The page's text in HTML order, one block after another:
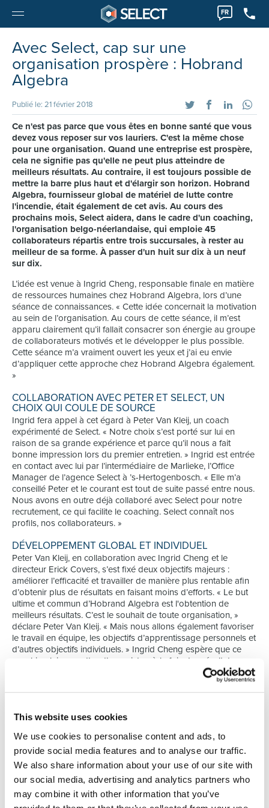
This website uses cookies
We use cookies to personalise content and ads, to
provide social media features and to analyse our traffic.
We also share information about your use of our site with
our social media, advertising and analytics partners who
may combine it with other information that you’ve
FR
Avec Select, cap sur une
organisation prospère : Hobrand
Algebra
Publié le: 21 février 2018
Ce n'est pas parce que vous êtes en bonne santé que vous
devez vous reposer sur vos lauriers. C'est la même chose
pour une organisation. Quand une entreprise est prospère,
cela ne signifie pas qu'elle ne peut plus atteindre de
meilleurs résultats. Au contraire, il est toujours possible de
mettre la barre plus haut et d'élargir son horizon. Hobrand
Algebra, fournisseur global de matériel de lutte contre
l'incendie, était également de cet avis. Au cours des
prochains mois, Select aidera, dans le cadre d'un coaching,
l'organisation belgo-néerlandaise, qui emploie 45
collaborateurs répartis entre trois succursales, à rester au
meilleur de sa forme. À passer d'un huit sur dix à un neuf
sur dix.
L’idée est venue à Ingrid Cheng, responsable finale en matière
de ressources humaines chez Hobrand Algebra, lors d’une
séance de connaissances. « Cette idée concernait la motivation
au sein de l’organisation. Au cours de cette séance, il m’est
apparu clairement qu’il fallait consacrer son énergie au groupe
de collaborateurs motivés et le développer le plus possible.
Cette séance m’a vraiment ouvert les yeux et j’ai eu envie
d’appliquer cette approche chez Hobrand Algebra également.
»
COLLABORATION AVEC PETER ET SELECT, UN
CHOIX QUI COULE DE SOURCE
Ingrid fera appel à cet égard à Peter Van Kleij, un coach
expérimenté de Select. « Notre choix s’est porté sur lui en
raison de sa grande expérience et parce qu’il nous a fait
bonne impression lors du premier entretien. » Ingrid est entrée
en contact avec lui par l’intermédiaire de Marlieke, l’Office
Manager de l’agence Select à ’s-Hertogenbosch. « Elle m’a
conseillé Peter et le courant est tout de suite passé entre nous.
Nous avons en outre déjà collaboré avec Select pour notre
recrutement, ce qui facilite le coaching. Select connaît nos
profils, nos collaborateurs. »
DÉVELOPPEMENT GLOBAL ET INDIVIDUEL
Peter Van Kleij, en collaboration avec Ingrid Cheng et le
directeur Erick Covers, s’est fixé deux objectifs majeurs :
améliorer l’efficacité et travailler de manière plus rentable afin
d’obtenir plus de résultats en faisant moins d’efforts. « Le but
ultime et commun d’Hobrand Algebra est l'obtention de
meilleurs résultats. C’est le souhait de toute organisation, »
déclare Peter Van Kleij. « Mais nous allons également favoriser
le travail en équipe, les objectifs d’apprentissage personnels et
d’autres objectifs individuels. » Ingrid Cheng espère que ce
coaching lui permettra d’enregistrer à la fois des résultats
l’engagement, améliorer la collaboration mais également miser
sur l’épanouissement personnel. Ceci, bien entendu,
Le coaching se distinguera par une approche évolutionnaire. «
De cette manière, il est possible de démarrer avec un petit
groupe, la direction. Ils pourront ensuite graduellement
impliquer leurs collaborateurs dans ce processus. Les
managers doivent désormais endosser un rôle d’exemple, »
explique Peter. Il démarre son coaching par des entretiens